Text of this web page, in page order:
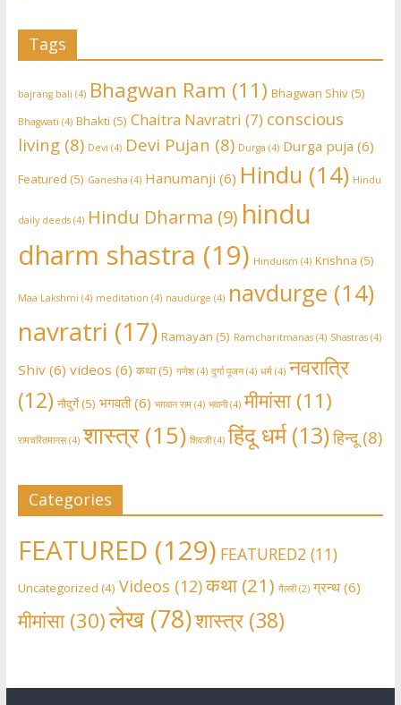
Tags
bajrang bali (4) Bhagwan Ram (11) Bhagwan Shiv(5)
Bhagwati (4) Bhakti (5) Chaitra Navratri (7) conscious
living(8) Devi (4) Devi Pujan (8) Durga (4) Durga puja (6)
Featured (5) Ganesha (4) Hanumanji (6) Hindu (14) Hindu
daily deeds(4) Hindu Dharma (9) hindu
dharm shastra (19) Hinduism (4) Krishna (5)
Maa Lakshmi (4) meditation (4) naudurge (4) navdurge (14)
navratri (17) Ramayan (5) Ramcharitmanas(4) Shastras(4)
Shiv(6) videos (6) कथा(5) गणेश(4) दुर्गा पूजन(4) धर्म(4) नवरात्रि
(12) नौदुर्गे(5) भगवती(6) भग़वान राम(4) भवानी(4) मीमांसा(11)
रामचरितमानस(4) शास्त्र(15) शिवजी(4) हिंदू धर्म(13)हिन्दू(8)
Categories
FEATURED (129) FEATURED2(11)
Uncategorized (4) Videos (12)कथा(21) गैलरी(2) ग्रन्थ(6)
मीमांसा(30)लेख(78)शास्त्र(38)